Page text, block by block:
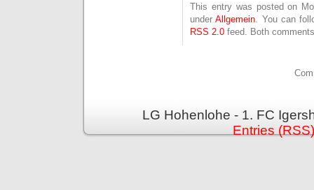
This entry was posted on
underAllgemein . You can
RSS 2.0 feed. Both
LG Hohenlohe - 1. FC
Entries (RSS)